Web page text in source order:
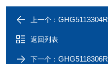
上一个： GHG5113304R0001伊顿
返回列表
下一个： GHG5118306R0001伊顿